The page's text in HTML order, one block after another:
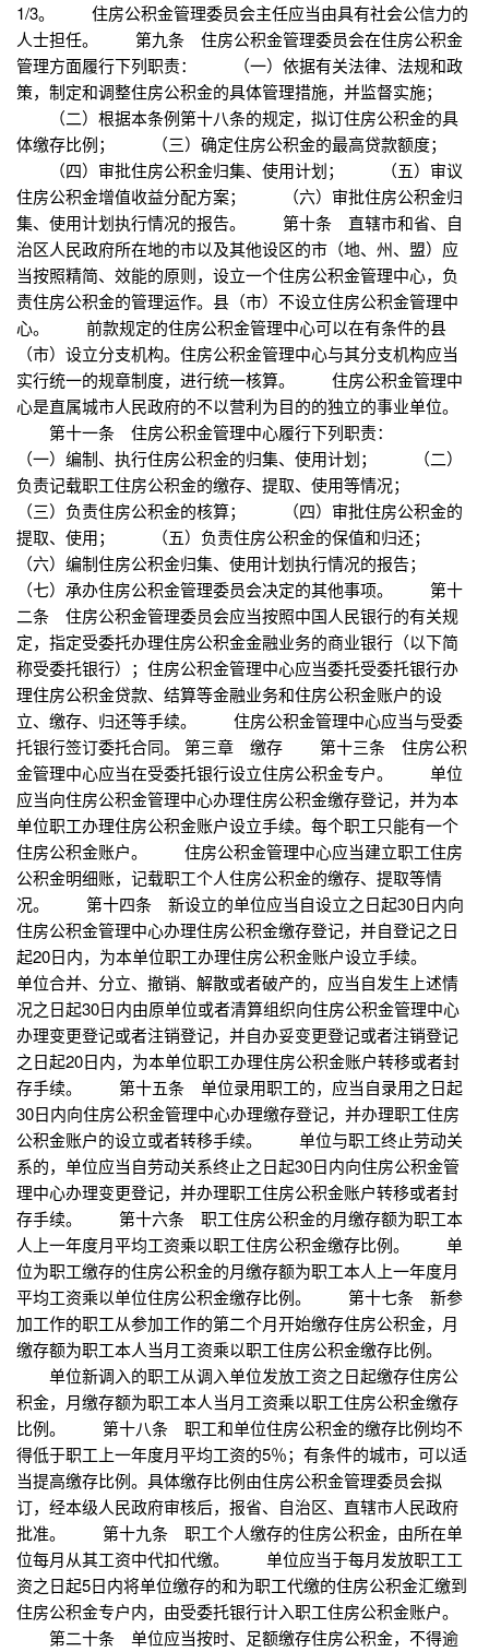
1/3。 住房公积金管理委员会主任应当由具有社会公信力的
人士担任。 第九条 住房公积金管理委员会在住房公积金
管理方面履行下列职责： （一）依据有关法律、法规和政
策，制定和调整住房公积金的具体管理措施，并监督实施；
（二）根据本条例第十八条的规定，拟订住房公积金的具
体缴存比例； （三）确定住房公积金的最高贷款额度；
（四）审批住房公积金归集、使用计划； （五）审议
住房公积金增值收益分配方案； （六）审批住房公积金归
集、使用计划执行情况的报告。 第十条 直辖市和省、自
治区人民政府所在地的市以及其他设区的市（地、州、盟）应
当按照精简、效能的原则，设立一个住房公积金管理中心，负
责住房公积金的管理运作。县（市）不设立住房公积金管理中
心。 前款规定的住房公积金管理中心可以在有条件的县
（市）设立分支机构。住房公积金管理中心与其分支机构应当
实行统一的规章制度，进行统一核算。 住房公积金管理中
心是直属城市人民政府的不以营利为目的的独立的事业单位。
第十一条 住房公积金管理中心履行下列职责：
（一）编制、执行住房公积金的归集、使用计划； （二）
负责记载职工住房公积金的缴存、提取、使用等情况；
（三）负责住房公积金的核算； （四）审批住房公积金的
提取、使用； （五）负责住房公积金的保值和归还；
（六）编制住房公积金归集、使用计划执行情况的报告；
（七）承办住房公积金管理委员会决定的其他事项。 第十
二条 住房公积金管理委员会应当按照中国人民银行的有关规
定，指定受委托办理住房公积金金融业务的商业银行（以下简
称受委托银行）；住房公积金管理中心应当委托受委托银行办
理住房公积金贷款、结算等金融业务和住房公积金账户的设
立、缴存、归还等手续。 住房公积金管理中心应当与受委
托银行签订委托合同。 第三章 缴存 第十三条 住房公积
金管理中心应当在受委托银行设立住房公积金专户。 单位
应当向住房公积金管理中心办理住房公积金缴存登记，并为本
单位职工办理住房公积金账户设立手续。每个职工只能有一个
住房公积金账户。 住房公积金管理中心应当建立职工住房
公积金明细账，记载职工个人住房公积金的缴存、提取等情
况。 第十四条 新设立的单位应当自设立之日起30日内向
住房公积金管理中心办理住房公积金缴存登记，并自登记之日
起20日内，为本单位职工办理住房公积金账户设立手续。
单位合并、分立、撤销、解散或者破产的，应当自发生上述情
况之日起30日内由原单位或者清算组织向住房公积金管理中心
办理变更登记或者注销登记，并自办妥变更登记或者注销登记
之日起20日内，为本单位职工办理住房公积金账户转移或者封
存手续。 第十五条 单位录用职工的，应当自录用之日起
30日内向住房公积金管理中心办理缴存登记，并办理职工住房
公积金账户的设立或者转移手续。 单位与职工终止劳动关
系的，单位应当自劳动关系终止之日起30日内向住房公积金管
理中心办理变更登记，并办理职工住房公积金账户转移或者封
存手续。 第十六条 职工住房公积金的月缴存额为职工本
人上一年度月平均工资乘以职工住房公积金缴存比例。 单
位为职工缴存的住房公积金的月缴存额为职工本人上一年度月
平均工资乘以单位住房公积金缴存比例。 第十七条 新参
加工作的职工从参加工作的第二个月开始缴存住房公积金，月
缴存额为职工本人当月工资乘以职工住房公积金缴存比例。
单位新调入的职工从调入单位发放工资之日起缴存住房公
积金，月缴存额为职工本人当月工资乘以职工住房公积金缴存
比例。 第十八条 职工和单位住房公积金的缴存比例均不
得低于职工上一年度月平均工资的5％；有条件的城市，可以适
当提高缴存比例。具体缴存比例由住房公积金管理委员会拟
订，经本级人民政府审核后，报省、自治区、直辖市人民政府
批准。 第十九条 职工个人缴存的住房公积金，由所在单
位每月从其工资中代扣代缴。 单位应当于每月发放职工工
资之日起5日内将单位缴存的和为职工代缴的住房公积金汇缴到
住房公积金专户内，由受委托银行计入职工住房公积金账户。
第二十条 单位应当按时、足额缴存住房公积金，不得逾